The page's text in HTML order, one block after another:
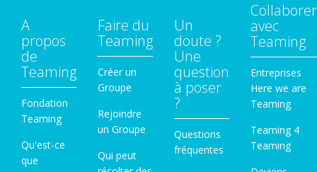
A
propos
de
Teaming
Fondation
Teaming
Qu'est-ce
que
Faire du
Teaming
Créer un
Groupe
Rejoindre
un Groupe
Qui peut
Un
doute ?
Une
question
à poser
?
Questions
fréquentes
Collaborer
avec
Teaming
Entreprises
Here we are
Teaming
Teaming 4
Teaming